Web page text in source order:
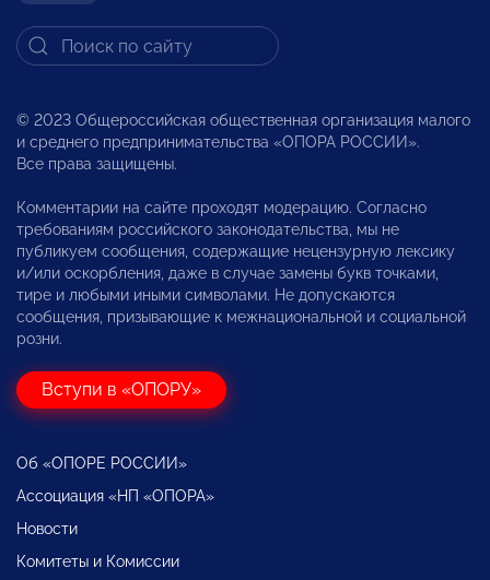
© 2023 Общероссийская общественная организация малого
и среднего предпринимательства «ОПОРА РОССИИ».
Все права защищены.
Комментарии на сайте проходят модерацию. Согласно
требованиям российского законодательства, мы не
публикуем сообщения, содержащие нецензурную лексику
и/или оскорбления, даже в случае замены букв точками,
тире и любыми иными символами. Не допускаются
сообщения, призывающие к межнациональной и социальной
розни.
Вступи в «ОПОРУ»
Об «ОПОРЕ РОССИИ»
Ассоциация «НП «ОПОРА»
Новости
Комитеты и Комиссии